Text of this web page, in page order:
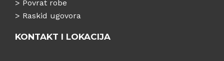
> Povrat robe
> Raskid ugovora
KONTAKT I LOKACIJA